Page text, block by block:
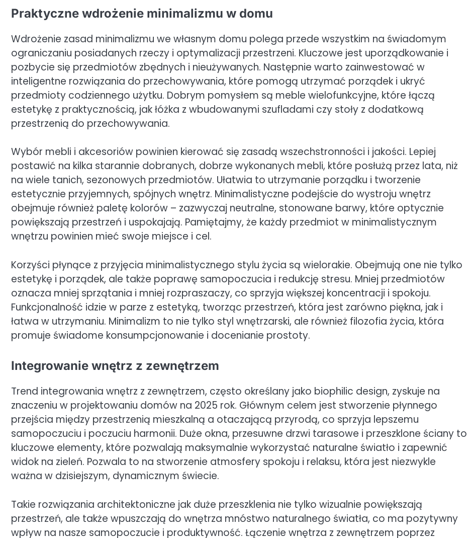
Praktyczne wdrożenie minimalizmu w domu
Wdrożenie zasad minimalizmu we własnym domu polega przede wszystkim na świadomym
ograniczaniu posiadanych rzeczy i optymalizacji przestrzeni. Kluczowe jest uporządkowanie i
pozbycie się przedmiotów zbędnych i nieużywanych. Następnie warto zainwestować w
inteligentne rozwiązania do przechowywania, które pomogą utrzymać porządek i ukryć
przedmioty codziennego użytku. Dobrym pomysłem są meble wielofunkcyjne, które łączą
estetykę z praktycznością, jak łóżka z wbudowanymi szufladami czy stoły z dodatkową
przestrzenią do przechowywania.
Wybór mebli i akcesoriów powinien kierować się zasadą wszechstronności i jakości. Lepiej
postawić na kilka starannie dobranych, dobrze wykonanych mebli, które posłużą przez lata, niż
na wiele tanich, sezonowych przedmiotów. Ułatwia to utrzymanie porządku i tworzenie
estetycznie przyjemnych, spójnych wnętrz. Minimalistyczne podejście do wystroju wnętrz
obejmuje również paletę kolorów – zazwyczaj neutralne, stonowane barwy, które optycznie
powiększają przestrzeń i uspokajają. Pamiętajmy, że każdy przedmiot w minimalistycznym
wnętrzu powinien mieć swoje miejsce i cel.
Korzyści płynące z przyjęcia minimalistycznego stylu życia są wielorakie. Obejmują one nie tylko
estetykę i porządek, ale także poprawę samopoczucia i redukcję stresu. Mniej przedmiotów
oznacza mniej sprzątania i mniej rozpraszaczy, co sprzyja większej koncentracji i spokoju.
Funkcjonalność idzie w parze z estetyką, tworząc przestrzeń, która jest zarówno piękna, jak i
łatwa w utrzymaniu. Minimalizm to nie tylko styl wnętrzarski, ale również filozofia życia, która
promuje świadome konsumpcjonowanie i docenianie prostoty.
Integrowanie wnętrz z zewnętrzem
Trend integrowania wnętrz z zewnętrzem, często określany jako biophilic design, zyskuje na
znaczeniu w projektowaniu domów na 2025 rok. Głównym celem jest stworzenie płynnego
przejścia między przestrzenią mieszkalną a otaczającą przyrodą, co sprzyja lepszemu
samopoczuciu i poczuciu harmonii. Duże okna, przesuwne drzwi tarasowe i przeszklone ściany to
kluczowe elementy, które pozwalają maksymalnie wykorzystać naturalne światło i zapewnić
widok na zieleń. Pozwala to na stworzenie atmosfery spokoju i relaksu, która jest niezwykle
ważna w dzisiejszym, dynamicznym świecie.
Takie rozwiązania architektoniczne jak duże przeszklenia nie tylko wizualnie powiększają
przestrzeń, ale także wpuszczają do wnętrza mnóstwo naturalnego światła, co ma pozytywny
wpływ na nasze samopoczucie i produktywność. Łączenie wnętrza z zewnętrzem poprzez